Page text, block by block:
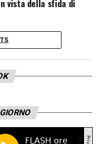
vista della sfida di